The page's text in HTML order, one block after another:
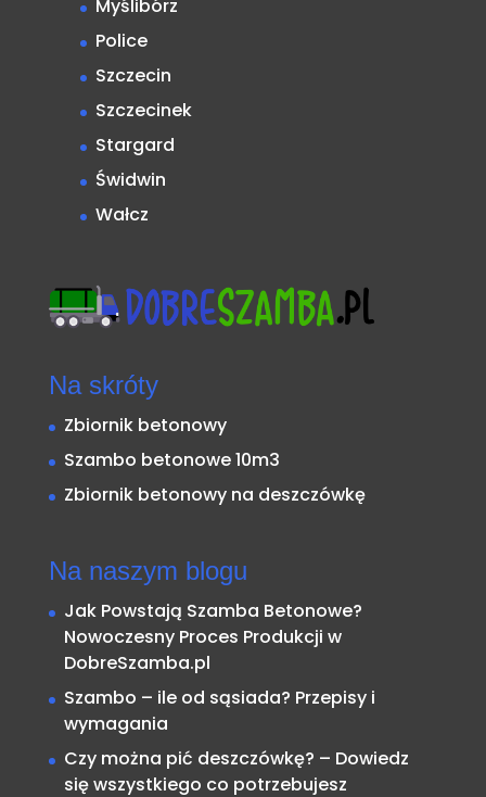
Myślibórz
Police
Szczecin
Szczecinek
Stargard
Świdwin
Wałcz
Na skróty
Zbiornik betonowy
Szambo betonowe 10m3
Zbiornik betonowy na deszczówkę
Na naszym blogu
Jak Powstają Szamba Betonowe?
Nowoczesny Proces Produkcji w
DobreSzamba.pl
Szambo – ile od sąsiada? Przepisy i
wymagania
Czy można pić deszczówkę? – Dowiedz
się wszystkiego co potrzebujesz